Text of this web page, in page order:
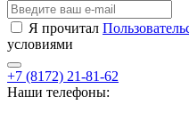
Я прочитал
условиями
+7 (8172) 21-81-62
Наши телефоны: